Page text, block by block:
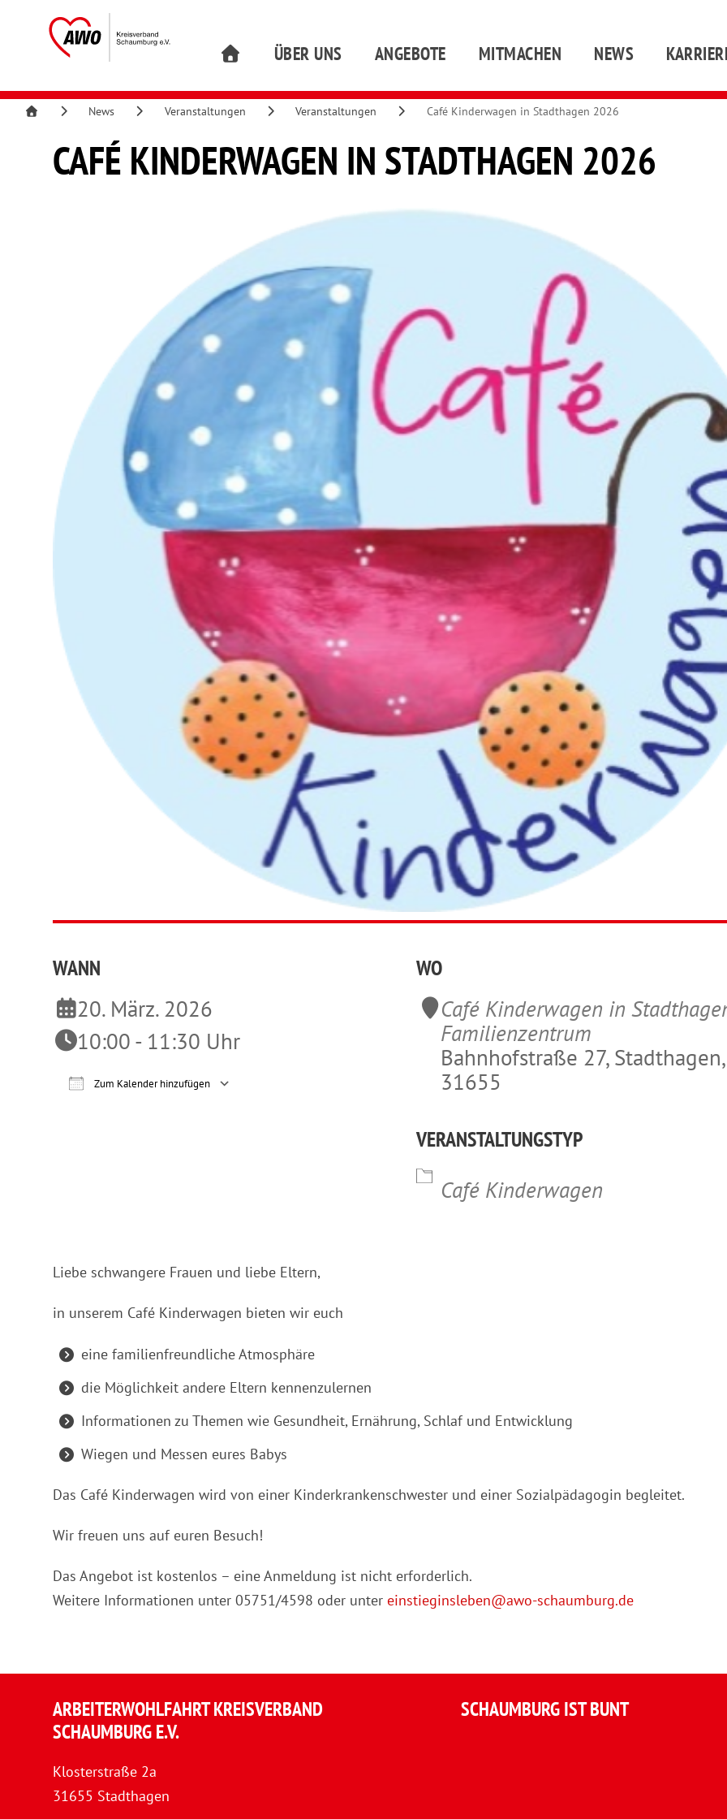
ÜBER UNS ANGEBOTE MITMACHEN NEWS
News Veranstaltungen Veranstaltungen Café Kinderwagen in Stadthagen 2026
CAFÉ KINDERWAGEN IN STADTHAGEN 2026
WANN
20. März. 2026
10:00 - 11:30 Uhr
Zum Kalender hinzufügen
WO
Café Kinderwagen in
Familienzentrum
Bahnhofstraße 27, Stadthagen,
31655
VERANSTALTUNGSTYP
Café Kinderwagen
Liebe schwangere Frauen und liebe Eltern,
in unserem Café Kinderwagen bieten wir euch
eine familienfreundliche Atmosphäre
die Möglichkeit andere Eltern kennenzulernen
Informationen zu Themen wie Gesundheit, Ernährung, Schlaf und Entwicklung
Wiegen und Messen eures Babys
Das Café Kinderwagen wird von einer Kinderkrankenschwester und einer Sozialpädagogin begleitet.
Wir freuen uns auf euren Besuch!
Das Angebot ist kostenlos – eine Anmeldung ist nicht erforderlich.
Weitere Informationen unter 05751/4598 oder unter einstieginsleben@awo-schaumburg.de
ARBEITERWOHLFAHRT KREISVERBAND
SCHAUMBURG E.V.
Klosterstraße 2a
31655 Stadthagen
SCHAUMBURG IST BUNT